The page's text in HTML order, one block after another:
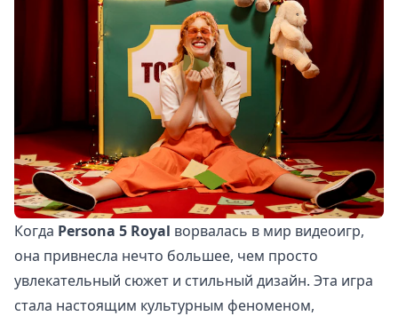
Когда Persona 5 Royal ворвалась в мир видеоигр,
она привнесла нечто большее, чем просто
увлекательный сюжет и стильный дизайн. Эта игра
стала настоящим культурным феноменом,